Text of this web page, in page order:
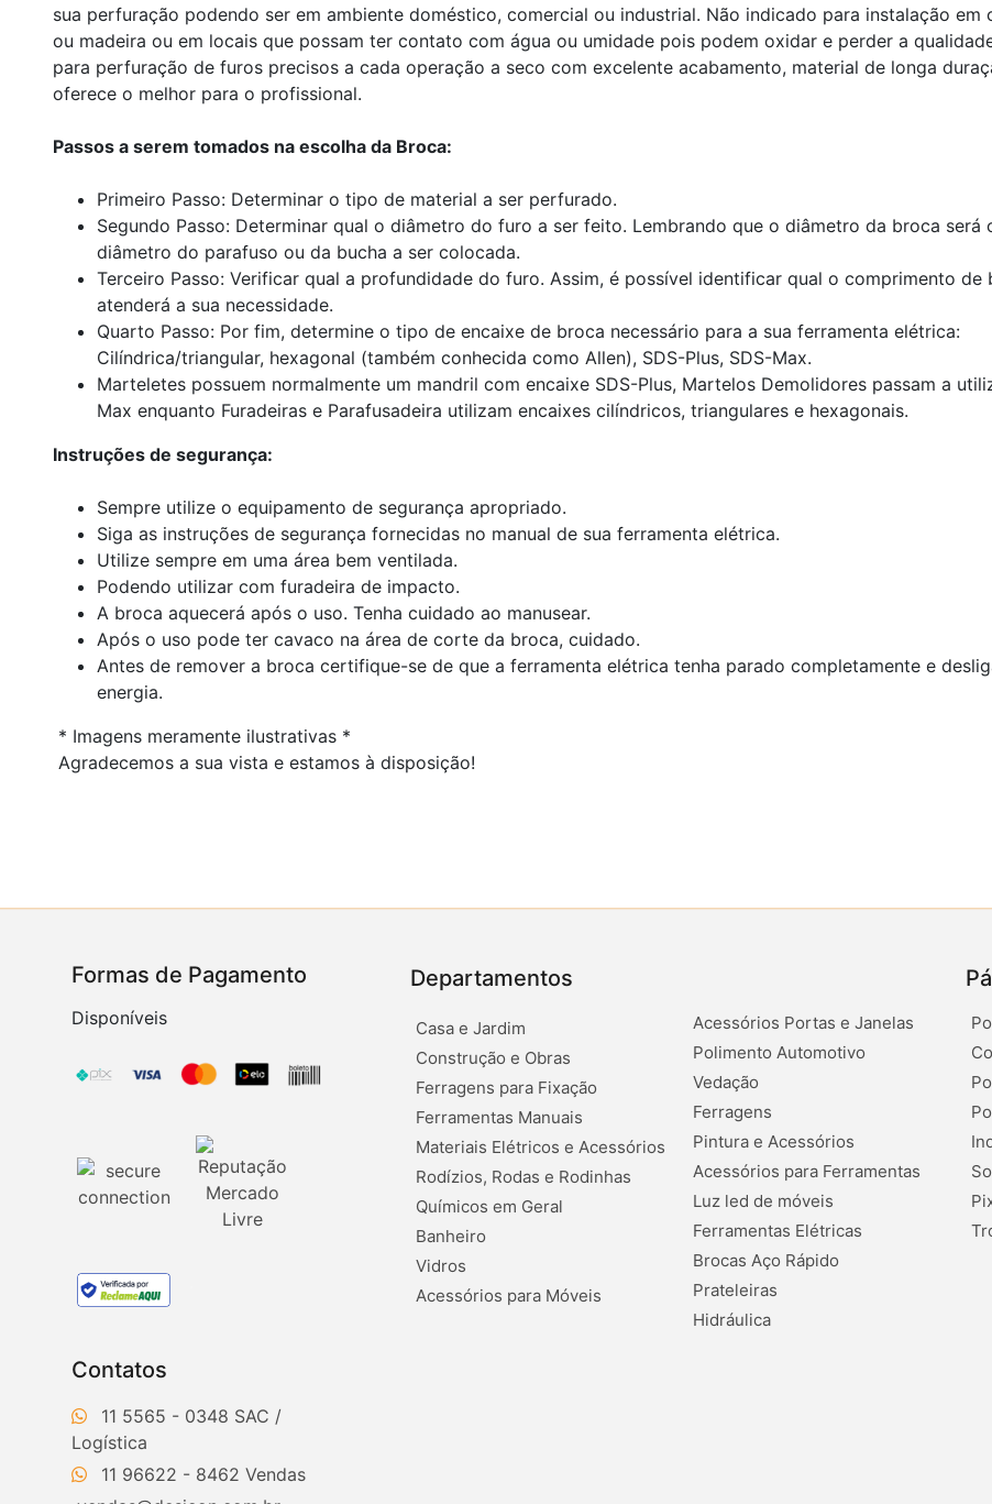
sua perfuração podendo ser em ambiente doméstico, comercial ou industrial. Não indicado para instalação em
ou madeira ou em locais que possam ter contato com água ou umidade pois podem oxidar e perder a
para perfuração de furos precisos a cada operação a seco com excelente acabamento, material de longa
oferece o melhor para o profissional.
Passos a serem tomados na escolha da Broca:
Primeiro Passo: Determinar o tipo de material a ser perfurado.
Segundo Passo: Determinar qual o diâmetro do furo a ser feito. Lembrando que o diâmetro da broca será
diâmetro do parafuso ou da bucha a ser colocada.
Terceiro Passo: Verificar qual a profundidade do furo. Assim, é possível identificar qual o comprimento de
atenderá a sua necessidade.
Quarto Passo: Por fim, determine o tipo de encaixe de broca necessário para a sua ferramenta elétrica:
Cilíndrica/triangular, hexagonal (também conhecida como Allen), SDS-Plus, SDS-Max.
Marteletes possuem normalmente um mandril com encaixe SDS-Plus, Martelos Demolidores passam a
Max enquanto Furadeiras e Parafusadeira utilizam encaixes cilíndricos, triangulares e hexagonais.
Instruções de segurança:
Sempre utilize o equipamento de segurança apropriado.
Siga as instruções de segurança fornecidas no manual de sua ferramenta elétrica.
Utilize sempre em uma área bem ventilada.
Podendo utilizar com furadeira de impacto.
A broca aquecerá após o uso. Tenha cuidado ao manusear.
Após o uso pode ter cavaco na área de corte da broca, cuidado.
Antes de remover a broca certifique-se de que a ferramenta elétrica tenha parado completamente e
energia.
* Imagens meramente ilustrativas *
Agradecemos a sua vista e estamos à disposição!
Contatos
11 5565 - 0348
11 96622 - 8462
Departamentos
Casa e Jardim
Construção e Obras
Ferragens para Fixação
Ferramentas Manuais
Materiais Elétricos e Acessórios
Rodízios, Rodas e Rodinhas
Químicos em Geral
Banheiro
Vidros
Acessórios para Móveis
Acessórios Portas e Janelas
Polimento Automotivo
Vedação
Ferragens
Pintura e Acessórios
Acessórios para Ferramentas
Luz led de móveis
Ferramentas Elétricas
Brocas Aço Rápido
Prateleiras
Hidráulica
Formas de Pagamento
Disponíveis